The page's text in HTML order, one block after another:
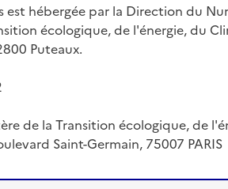
est hébergée par la Direction du
écologique, de l'énergie, du
Puteaux.
de la Transition écologique, de
Saint-Germain, 75007 PARIS